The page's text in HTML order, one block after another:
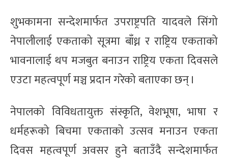
शुभकामना सन्देशमार्फत उपराष्ट्रपति यादवले सिंगो
नेपालीलाई एकताको सूत्रमा बाँध्न र राष्ट्रिय एकताको
भावनालाई थप मजबुत बनाउन राष्ट्रिय एकता दिवसले
एउटा महत्वपूर्ण मञ्च प्रदान गरेको बताएका छन् ।
नेपालको विविधतायुक्त संस्कृति, वेशभूषा, भाषा र
धर्महरूको बिचमा एकताको उत्सव मनाउन एकता
दिवस महत्वपूर्ण अवसर हुने बताउँदै सन्देशमार्फत